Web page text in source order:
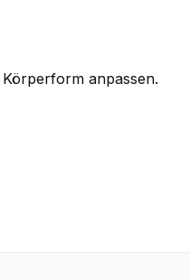
anpassen.